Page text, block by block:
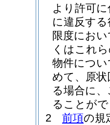
より許可
に違反す
限度にお
くはこれ
物件につ
めて、原
る場合に
ることが
2
前項の規